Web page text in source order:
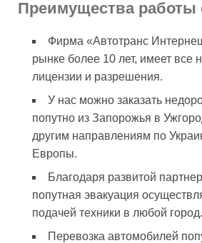
Преимущества работы
Фирма «Автотранс
рынке более 10 лет, имеет все
лицензии и разрешения.
У нас можно заказать
попутно из Запорожья в
другим направлениям по
Европы.
Благодаря развитой
попутная эвакуация
подачей техники в любой город.
Перевозка автомобилей